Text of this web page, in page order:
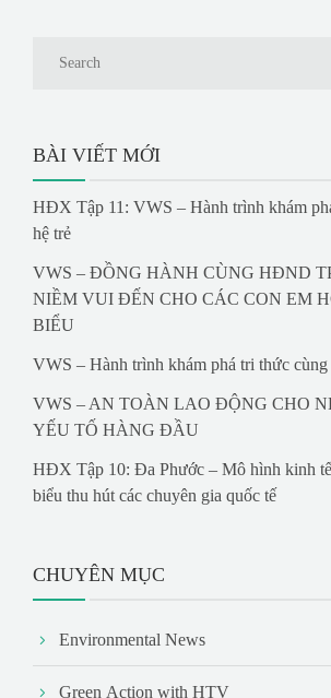
BÀI VIẾT MỚI
HĐX Tập 11: VWS – Hành trình khám
hệ trẻ
VWS – ĐỒNG HÀNH CÙNG HĐND
NIỀM VUI ĐẾN CHO CÁC CON EM
BIỂU
VWS – Hành trình khám phá tri thức cùng
VWS – AN TOÀN LAO ĐỘNG CHO
YẾU TỐ HÀNG ĐẦU
HĐX Tập 10: Đa Phước – Mô hình kinh
biểu thu hút các chuyên gia quốc tế
CHUYÊN MỤC
Environmental News
Green Action with HTV